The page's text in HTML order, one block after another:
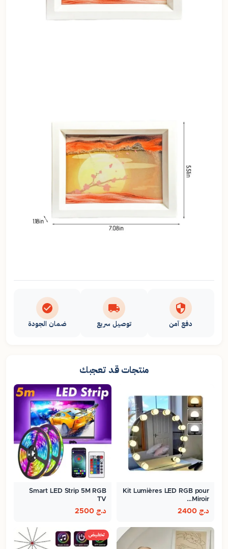
دفع آمن توصيل سريع ضمان الجودة
منتجات قد تعجبك
Kit Lumières LED RGB pour
Miroir…
د.ج
Smart LED Strip 5M RGB
TV
د.ج
تخفيض